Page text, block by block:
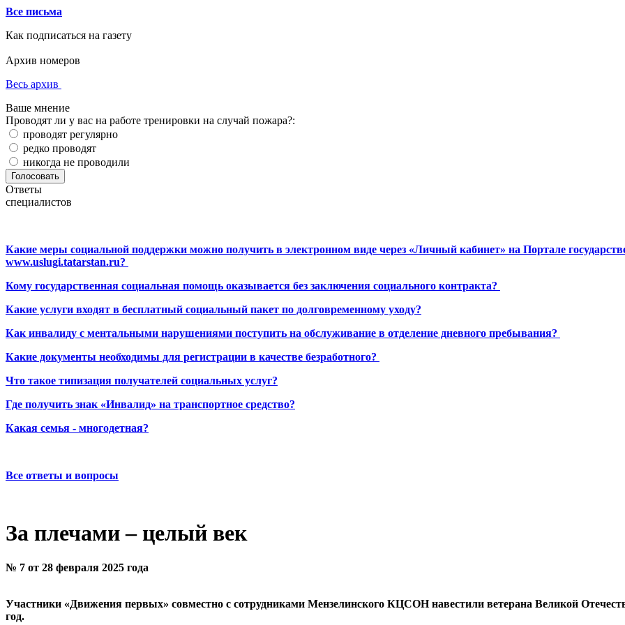
Все письма
Как подписаться на газету
Архив номеров
Весь архив
Ваше мнение
Проводят ли у вас на работе тренировки на случай пожара?:
проводят регулярно
редко проводят
никогда не проводили
Ответы
специалистов
Какие меры социальной поддержки можно получить в электронном виде через «Личный кабинет» на Портале
www.uslugi.tatarstan.ru?
Кому государственная социальная помощь оказывается без заключения социального контракта?
Какие услуги входят в бесплатный социальный пакет по долговременному уходу?
Как инвалиду с ментальными нарушениями поступить на обслуживание в отделение дневного пребывания?
Какие документы необходимы для регистрации в качестве безработного?
Что такое типизация получателей социальных услуг?
Где получить знак «Инвалид» на транспортное средство?
Какая семья - многодетная?
Все ответы и вопросы
За плечами – целый век
№ 7 от 28 февраля 2025 года
Участники «Движения первых» совместно с сотрудниками Мензелинского КЦСОН навестили ветерана Великой
год.